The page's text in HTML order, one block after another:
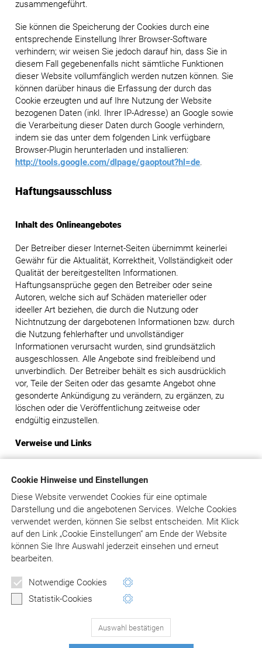
Cookie Hinweise und Einstellungen
Diese Website verwendet Cookies für eine optimale
Darstellung und die angebotenen Services. Welche Cookies
verwendet werden, können Sie selbst entscheiden. Mit Klick
aufden Link „Cookie Einstellungen“ am Ende der Website
können Sie Ihre Auswahl jederzeit einsehen und erneut
bearbeiten.
Notwendige Cookies
Statistik-Cookies
Auswahl bestätigen
zusammengeführt.
Sie können die Speicherung der Cookies durch eine
entsprechende Einstellung Ihrer Browser-Software
verhindern; wir weisen Sie jedoch darauf hin, dass Sie in
diesem Fall gegebenenfalls nicht sämtliche Funktionen
dieser Website vollumfänglich werden nutzen können. Sie
können darüber hinaus die Erfassung der durch das
Cookie erzeugten und auf Ihre Nutzung der Website
bezogenen Daten (inkl. Ihrer IP-Adresse) an Google sowie
die Verarbeitung dieser Daten durch Google verhindern,
indem sie das unter dem folgenden Link verfügbare
Browser-Plugin herunterladen und installieren:
http://tools.google.com/dlpage/gaoptout?hl=de.
Haftungsausschluss
Inhalt des Onlineangebotes
Der Betreiber dieser Internet-Seiten übernimmt keinerlei
Gewähr für die Aktualität, Korrektheit, Vollständigkeit oder
Qualität der bereitgestellten Informationen.
Haftungsansprüche gegen den Betreiber oder seine
Autoren, welche sich auf Schäden materieller oder
ideeller Art beziehen, die durch die Nutzung oder
Nichtnutzung der dargebotenen Informationen bzw. durch
die Nutzung fehlerhafter und unvollständiger
Informationen verursacht wurden, sind grundsätzlich
ausgeschlossen. Alle Angebote sind freibleibend und
unverbindlich. Der Betreiber behält es sich ausdrücklich
vor, Teile der Seiten oder das gesamte Angebot ohne
gesonderte Ankündigung zu verändern, zu ergänzen, zu
löschen oder die Veröffentlichung zeitweise oder
endgültig einzustellen.
Verweise und Links
allen Inhalten aller gelinkten/verknüpften Seiten. Diese
Feststellung gilt für alle innerhalb des eigenen
Internetangebotes gesetzten Links und Verweise.
Rechtswirksamkeit dieses Haftungsausschlusses
Dieser Haftungsausschluss ist als Teil des gesamten
Internetangebotes des Betreibers zu betrachten. Sofern
Teile oder einzelne Formulierungen dieses Textes der
geltenden Rechtslage nicht, nicht mehr oder nicht
vollständig entsprechen sollten, bleiben die übrigen Teile